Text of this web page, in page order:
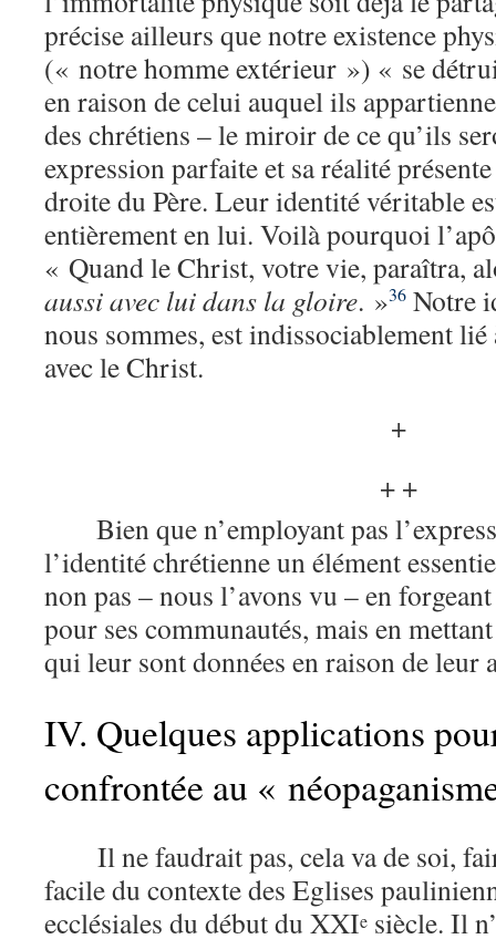
précise ailleurs que notre existence
(« notre homme extérieur ») « se
en raison de celui auquel ils
des chrétiens – le miroir de ce qu’ils
expression parfaite et sa réalité
droite du Père. Leur identité véritable
entièrement en lui. Voilà pourquoi
« Quand le Christ, votre vie, paraîtra,
aussi avec lui dans la gloire. »36 Notre
nous sommes, est indissociablement
avec le Christ.
+
+ +
Bien que n’employant pas
l’identité chrétienne un élément
non pas – nous l’avons vu – en
pour ses communautés, mais en
qui leur sont données en raison de leur
IV. Quelques applications
confrontée au «
Il ne faudrait pas, cela va de soi,
facile du contexte des Eglises
ecclésiales du début du XXIe siècle. Il